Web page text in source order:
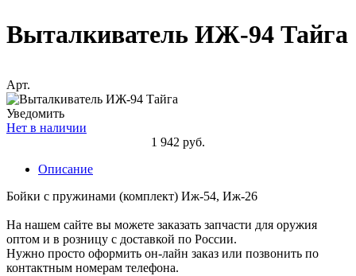
Выталкиватель ИЖ-94 Тайга
Арт.
Уведомить
Нет в наличии
1 942 руб.
Описание
Бойки с пружинами (комплект) Иж-54, Иж-26
На нашем сайте вы можете заказать запчасти для оружия
оптом и в розницу с доставкой по России.
Нужно просто оформить он-лайн заказ или позвонить по
контактным номерам телефона.